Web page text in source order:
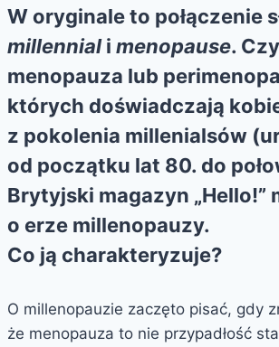
W oryginale to połączenie
millenniali menopause.
menopauza lub
których doświadczają
z pokolenia millenialsów
od początku lat 80. do
Brytyjski magazyn „Hello!”
o erze millenopauzy.
Co ją charakteryzuje?
O millenopauzie zaczęto pisać, gdy
że menopauza to nie przypadłość